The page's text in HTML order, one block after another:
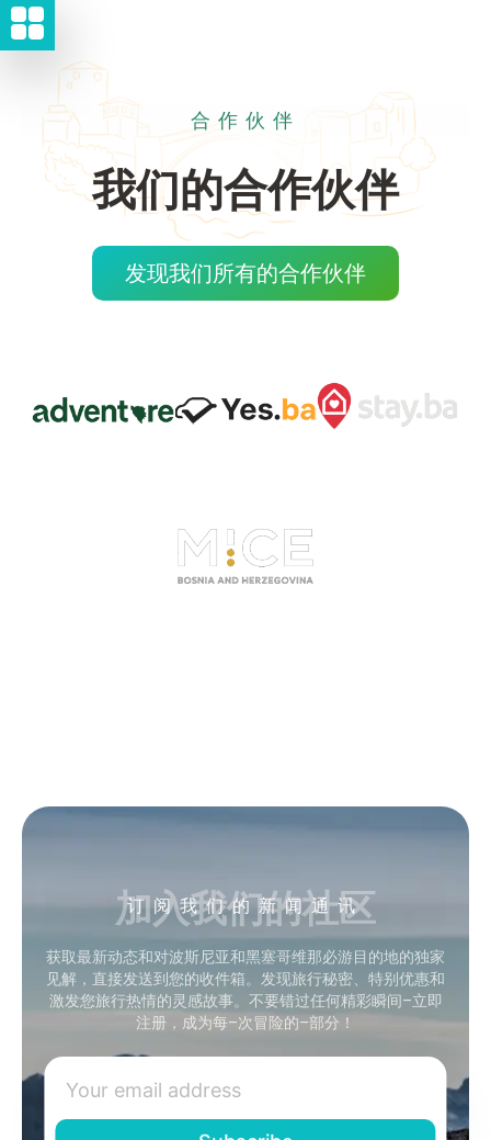
合作伙伴
我们的合作伙伴
发现我们所有的合作伙伴
订阅我们的新闻通讯
加入我们的社区
获取最新动态和对波斯尼亚和黑塞哥维那必游目的地的独家
见解，直接发送到您的收件箱。发现旅行秘密、特别优惠和
激发您旅行热情的灵感故事。不要错过任何精彩瞬间–立即
注册，成为每–次冒险的–部分！